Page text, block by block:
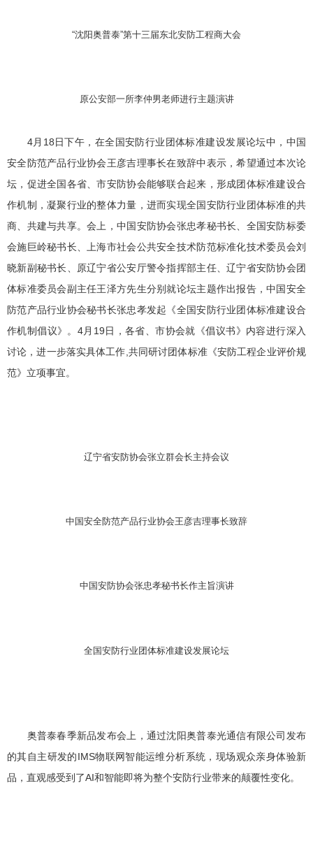
“沈阳奥普泰”第十三届东北安防工程商大会
原公安部一所李仲男老师进行主题演讲
4月18日下午，在全国安防行业团体标准建设发展论坛中，中国
安全防范产品行业协会王彦吉理事长在致辞中表示，希望通过本次论
坛，促进全国各省、市安防协会能够联合起来，形成团体标准建设合
作机制，凝聚行业的整体力量，进而实现全国安防行业团体标准的共
商、共建与共享。会上，中国安防协会张忠孝秘书长、全国安防标委
会施巨岭秘书长、上海市社会公共安全技术防范标准化技术委员会刘
晓新副秘书长、原辽宁省公安厅警令指挥部主任、辽宁省安防协会团
体标准委员会副主任王泽方先生分别就论坛主题作出报告，中国安全
防范产品行业协会秘书长张忠孝发起《全国安防行业团体标准建设合
作机制倡议》。4月19日，各省、市协会就《倡议书》内容进行深入
讨论，进一步落实具体工作,共同研讨团体标准《安防工程企业评价规
范》立项事宜。
辽宁省安防协会张立群会长主持会议
中国安全防范产品行业协会王彦吉理事长致辞
中国安防协会张忠孝秘书长作主旨演讲
全国安防行业团体标准建设发展论坛
奥普泰春季新品发布会上，通过沈阳奥普泰光通信有限公司发布
的其自主研发的IMS物联网智能运维分析系统，现场观众亲身体验新
品，直观感受到了AI和智能即将为整个安防行业带来的颠覆性变化。